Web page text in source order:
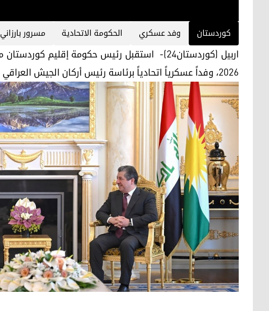
کوردستان وفد عسكري الحكومة الاتحادية مسرور بارزاني
2026، وفداً عسكرياً اتحادياً برئاسة رئيس أركان الجيش العراقي الفريق الأول الركن عبد الأمير يار الله.